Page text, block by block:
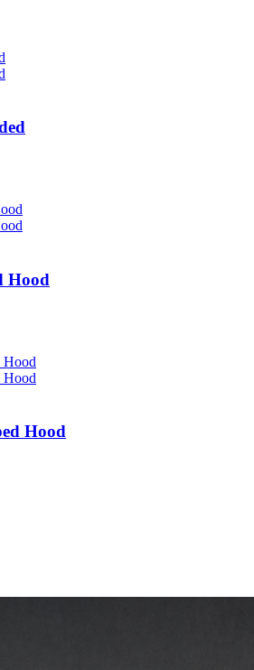
Hood
Hood